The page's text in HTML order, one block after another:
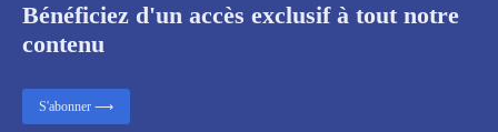
Bénéficiez d'un accès exclusif à tout notre
contenu
S'abonner ⟶